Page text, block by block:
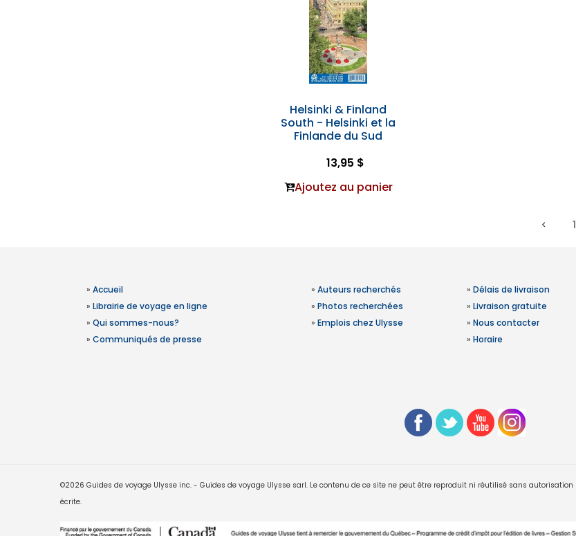
Helsinki & Finland
South - Helsinki et la
Finlande du Sud
13,95 $
Ajoutez au panier
1
» Accueil
» Librairie de voyage en ligne
» Qui sommes-nous?
» Communiqués de presse
» Auteurs recherchés
» Photos recherchées
» Emplois chez Ulysse
» Délais de livraison
» Livraison gratuite
» Nous contacter
» Horaire
©2026 Guides de voyage Ulysse inc. - Guides de voyage Ulysse sarl. Le contenu de ce site ne peut être reproduit ni réutilisé sans autorisation
écrite.